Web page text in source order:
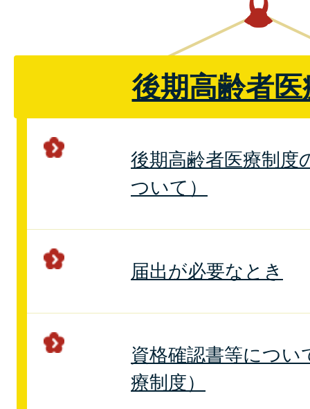
後期高齢者
後期高齢者医療制度
ついて）
届出が必要なとき
資格確認書等につい
療制度）